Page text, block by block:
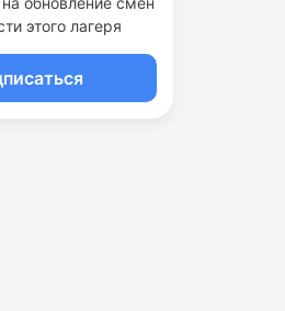
этого лагеря